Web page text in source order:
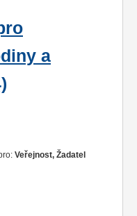
a
Veřejnost, Žadatel